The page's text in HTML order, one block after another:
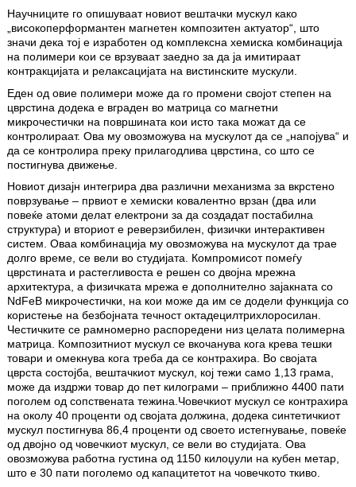
Научниците го опишуваат новиот вештачки мускул како
„високоперформантен магнетен композитен актуатор“, што
значи дека тој е изработен од комплексна хемиска комбинација
на полимери кои се врзуваат заедно за да ја имитираат
контракцијата и релаксацијата на вистинските мускули.
Еден од овие полимери може да го промени својот степен на
цврстина додека е вграден во матрица со магнетни
микрочестички на површината кои исто така можат да се
контролираат. Ова му овозможува на мускулот да се „напојува“ и
да се контролира преку прилагодлива цврстина, со што се
постигнува движење.
Новиот дизајн интегрира два различни механизма за вкрстено
поврзување – првиот е хемиски ковалентно врзан (два или
повеќе атоми делат електрони за да создадат постабилна
структура) и вториот е реверзибилен, физички интерактивен
систем. Оваа комбинација му овозможува на мускулот да трае
долго време, се вели во студијата. Компромисот помеѓу
цврстината и растегливоста е решен со двојна мрежна
архитектура, а физичката мрежа е дополнително зајакната со
NdFeB микрочестички, на кои може да им се додели функција со
користење на безбојната течност октадецилтрихлоросилан.
Честичките се рамномерно распоредени низ целата полимерна
матрица. Композитниот мускул се вкочанува кога крева тешки
товари и омекнува кога треба да се контрахира. Во својата
цврста состојба, вештачкиот мускул, кој тежи само 1,13 грама,
може да издржи товар до пет килограми – приближно 4400 пати
поголем од сопствената тежина.Човечкиот мускул се контрахира
на околу 40 проценти од својата должина, додека синтетичкиот
мускул постигнува 86,4 проценти од своето истегнување, повеќе
од двојно од човечкиот мускул, се вели во студијата. Ова
овозможува работна густина од 1150 килоџули на кубен метар,
што е 30 пати поголемо од капацитетот на човечкото ткиво.